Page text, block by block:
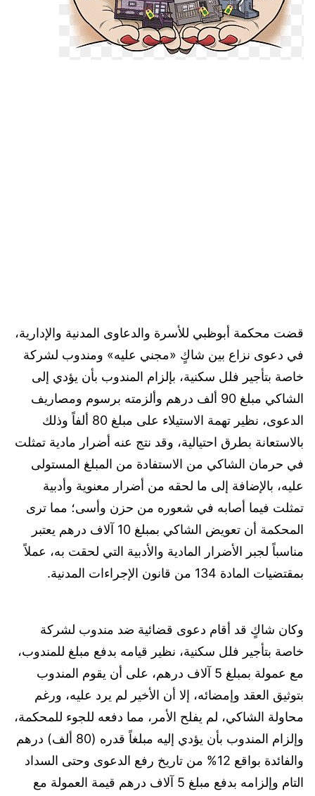
قضت محكمة أبوظبي للأسرة والدعاوى المدنية والإدارية،
في دعوى نزاع بين شاكٍ «مجني عليه» ومندوب لشركة
خاصة بتأجير فلل سكنية، بإلزام المندوب بأن يؤدي إلى
الشاكي مبلغ 90 ألف درهم وألزمته برسوم ومصاريف
الدعوى، نظير تهمة الاستيلاء على مبلغ 80 ألفاً وذلك
بالاستعانة بطرق احتيالية، وقد نتج عنه أضرار مادية تمثلت
في حرمان الشاكي من الاستفادة من المبلغ المستولى
عليه، بالإضافة إلى ما لحقه من أضرار معنوية وأدبية
تمثلت فيما أصابه في شعوره من حزن وأسى؛ مما ترى
المحكمة أن تعويض الشاكي بمبلغ 10 آلاف درهم يعتبر
مناسباً لجبر الأضرار المادية والأدبية التي لحقت به، عملاً
بمقتضيات المادة 134 من قانون الإجراءات المدنية.
وكان شاكٍ قد أقام دعوى قضائية ضد مندوب لشركة
خاصة بتأجير فلل سكنية، نظير قيامه بدفع مبلغ للمندوب،
مع عمولة بمبلغ 5 آلاف درهم، على أن يقوم المندوب
بتوثيق العقد وإمضائه، إلا أن الأخير لم يرد عليه، ورغم
محاولة الشاكي، لم يفلح الأمر، مما دفعه للجوء للمحكمة،
وإلزام المندوب بأن يؤدي إليه مبلغاً قدره (80 ألف) درهم
والفائدة بواقع 12% من تاريخ رفع الدعوى وحتى السداد
التام وإلزامه بدفع مبلغ 5 آلاف درهم قيمة العمولة مع